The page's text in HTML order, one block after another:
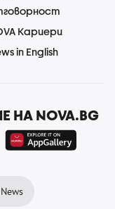
Кариери
in English
NOVA.BG